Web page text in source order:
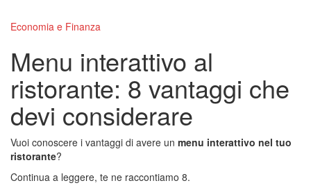
Economia e Finanza
Menu interattivo al
ristorante: 8 vantaggi che
devi considerare
Vuoi conoscere i vantaggi di avere un menu interattivo nel tuo
ristorante?
Continua a leggere, te ne raccontiamo 8.